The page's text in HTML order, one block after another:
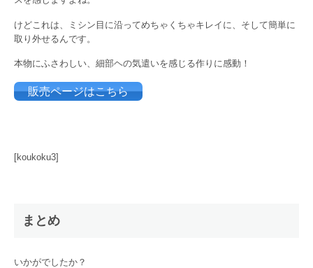
けどこれは、ミシン目に沿ってめちゃくちゃキレイに、そして簡単に
取り外せるんです。
本物にふさわしい、細部ヘの気遣いを感じる作りに感動！
販売ページはこちら
[koukoku3]
まとめ
いかがでしたか？